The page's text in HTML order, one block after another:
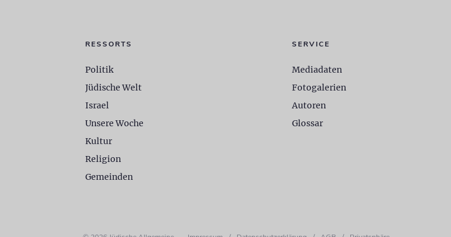
RESSORTS
Politik
Jüdische Welt
Israel
Unsere Woche
Kultur
Religion
Gemeinden
SERVICE
Mediadaten
Fotogalerien
Autoren
Glossar